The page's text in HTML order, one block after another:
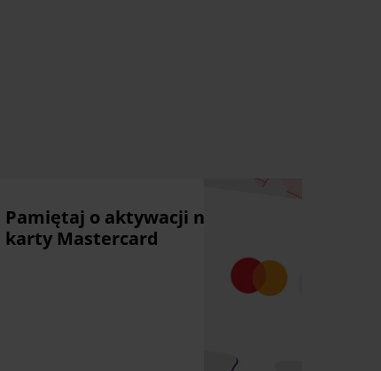
Pamiętaj o aktywacji nowej
karty Mastercard